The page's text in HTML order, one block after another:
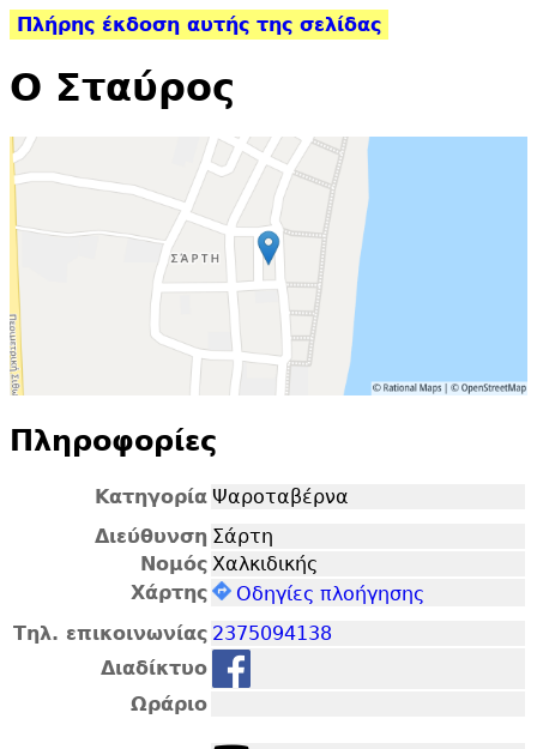
Πλήρης έκδοση αυτής της σελίδας
Ο Σταύρος
Πληροφορίες
Κατηγορία Ψαροταβέρνα
Διεύθυνση Σάρτη
Νομός Χαλκιδικής
Χάρτης
Οδηγίες πλοήγησης
Τηλ. επικοινωνίας 2375094138
Διαδίκτυο
Ωράριο